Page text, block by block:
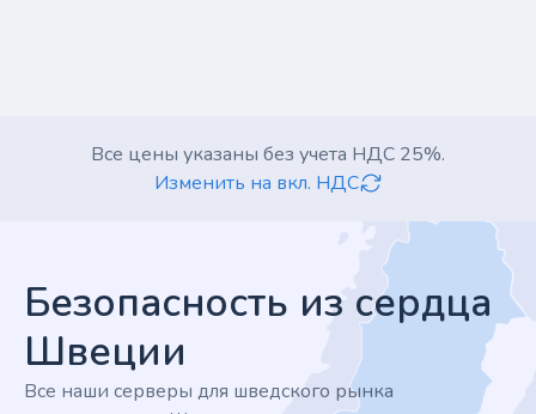
Все цены указаны без учета НДС 25%.
Изменить на вкл. НДС
Безопасность из сердца
Швеции
Все наши серверы для шведского рынка